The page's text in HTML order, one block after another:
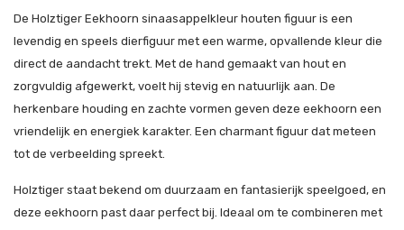
De Holztiger Eekhoorn sinaasappelkleur houten figuur is een
levendig en speels dierfiguur met een warme, opvallende kleur die
direct de aandacht trekt. Met de hand gemaakt van hout en
zorgvuldig afgewerkt, voelt hij stevig en natuurlijk aan. De
herkenbare houding en zachte vormen geven deze eekhoorn een
vriendelijk en energiek karakter. Een charmant figuur dat meteen
tot de verbeelding spreekt.
Holztiger staat bekend om duurzaam en fantasierijk speelgoed, en
deze eekhoorn past daar perfect bij. Ideaal om te combineren met